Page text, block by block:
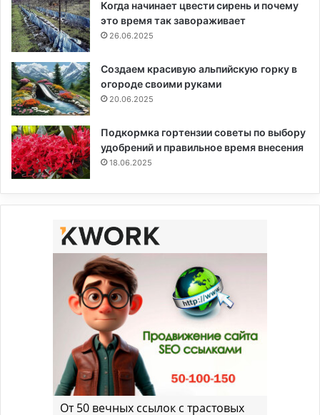
Когда начинает цвести сирень и почему
это время так завораживает
26.06.2025
Создаем красивую альпийскую горку в
огороде своими руками
20.06.2025
Подкормка гортензии советы по выбору
удобрений и правильное время внесения
18.06.2025